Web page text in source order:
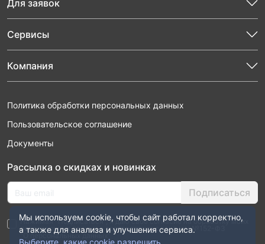
Для заявок
Сервисы
Компания
Политика обработки персональных данных
Пользовательское соглашение
Документы
Рассылка о скидках и новинках
Подписаться
Нажимая “Подписаться”, я даю свое согласие на обработку моих
персональных данных в соответствии с законом №152-ФЗ
“О персональных данных”
Мы используем cookie, чтобы сайт работал корректно,
а также для анализа и улучшения сервиса.
Выберите, какие cookie разрешить